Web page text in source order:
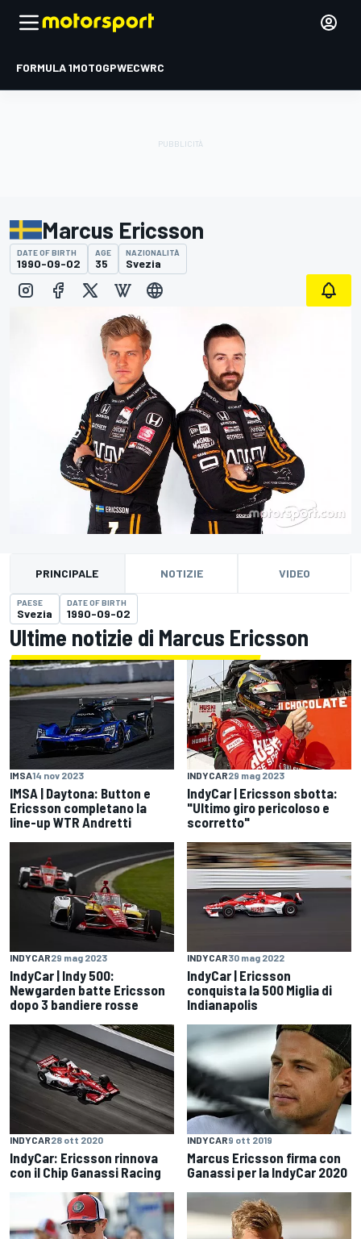
FORMULA 1MOTOGPWECWRC
Marcus Ericsson
DATE OF BIRTH
1990-09-02
AGE
35
NAZIONALITÀ
Svezia
PRINCIPALE NOTIZIE VIDEO
PAESE
Svezia
DATE OF BIRTH
1990-09-02
Ultime notizie di Marcus Ericsson
IMSA14 nov 2023
IMSA | Daytona: Button e
Ericsson completano la
line-up WTR Andretti
INDYCAR29 mag 2023
IndyCar | Ericsson sbotta:
"Ultimo giro pericoloso e
scorretto"
INDYCAR29 mag 2023
IndyCar | Indy 500:
Newgarden batte Ericsson
dopo 3 bandiere rosse
INDYCAR30 mag 2022
IndyCar | Ericsson
conquista la 500 Miglia di
Indianapolis
INDYCAR28 ott 2020
IndyCar: Ericsson rinnova
con il Chip Ganassi Racing
INDYCAR9 ott 2019
Marcus Ericsson firma con
Ganassi per la IndyCar 2020